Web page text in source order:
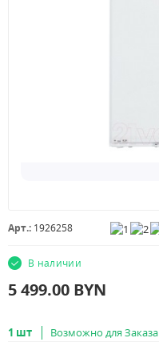
Арт.: 1926258
В наличии
5 499.00 BYN
1 шт Возможно для Заказа